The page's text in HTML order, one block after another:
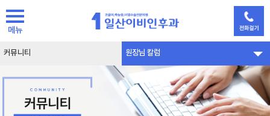
메뉴
커뮤니티 원장님 칼럼